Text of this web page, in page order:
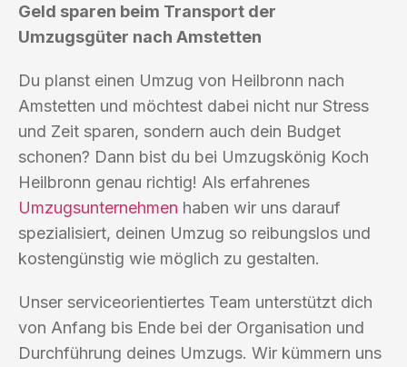
Geld sparen beim Transport der
Umzugsgüter nach Amstetten
Du planst einen Umzug von Heilbronn nach
Amstetten und möchtest dabei nicht nur Stress
und Zeit sparen, sondern auch dein Budget
schonen? Dann bist du bei Umzugskönig Koch
Heilbronn genau richtig! Als erfahrenes
Umzugsunternehmen haben wir uns darauf
spezialisiert, deinen Umzug so reibungslos und
kostengünstig wie möglich zu gestalten.
Unser serviceorientiertes Team unterstützt dich
von Anfang bis Ende bei der Organisation und
Durchführung deines Umzugs. Wir kümmern uns